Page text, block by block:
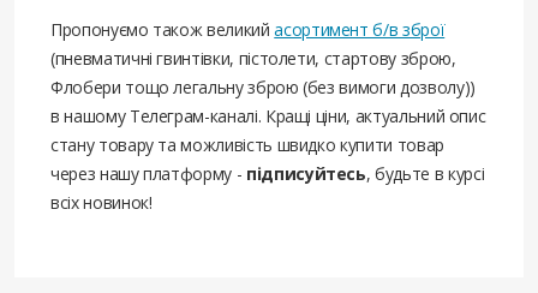
Пропонуємо також великийасортимент б/в зброї
(пневматичні гвинтівки, пістолети, стартову зброю,
Флобери тощо легальну зброю (без вимоги дозволу))
в нашому Телеграм-каналі. Кращі ціни, актуальний опис
стану товару та можливість швидко купити товар
через нашу платформу - підписуйтесь, будьте в курсі
всіх новинок!